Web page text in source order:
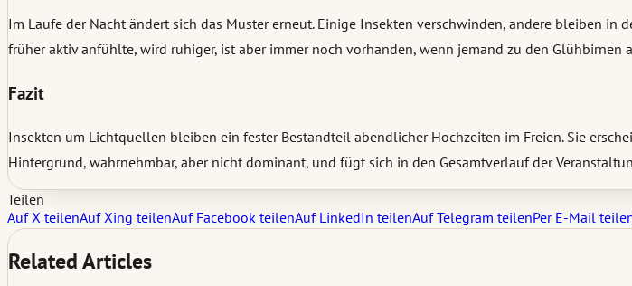
Im Laufe der Nacht ändert sich das Muster erneut. Einige Insekten verschwinden, andere bleiben in
früher aktiv anfühlte, wird ruhiger, ist aber immer noch vorhanden, wenn jemand zu den Glühbirnen
Fazit
Insekten um Lichtquellen bleiben ein fester Bestandteil abendlicher Hochzeiten im Freien. Sie
Hintergrund, wahrnehmbar, aber nicht dominant, und fügt sich in den Gesamtverlauf der
Teilen
Auf X teilenAuf Xing teilenAuf Facebook teilenAuf LinkedIn teilenAuf Telegram teilenPer E-Mail
Related Articles